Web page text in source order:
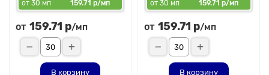
от 30 мп 159.71 р/мп
от 159.71 р/мп
В корзину
от 30 мп 159.71 р/мп
от 159.71 р/мп
В корзину